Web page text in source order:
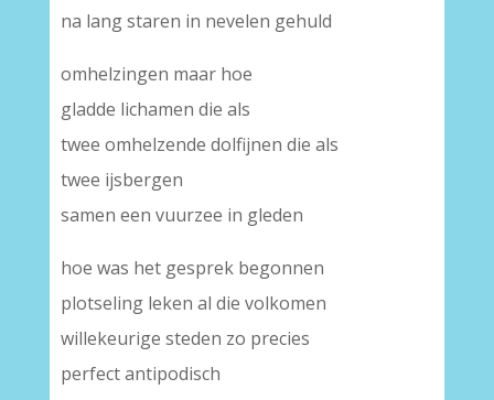
na lang staren in nevelen gehuld
omhelzingen maar hoe
gladde lichamen die als
twee omhelzende dolfijnen die als
twee ijsbergen
samen een vuurzee in gleden
hoe was het gesprek begonnen
plotseling leken al die volkomen
willekeurige steden zo precies
perfect antipodisch